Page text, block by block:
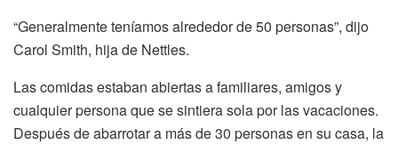
“Generalmente teníamos alrededor de 50 personas”, dijo
Carol Smith, hija de Nettles.
Las comidas estaban abiertas a familiares, amigos y
cualquier persona que se sintiera sola por las vacaciones.
Después de abarrotar a más de 30 personas en su casa, la